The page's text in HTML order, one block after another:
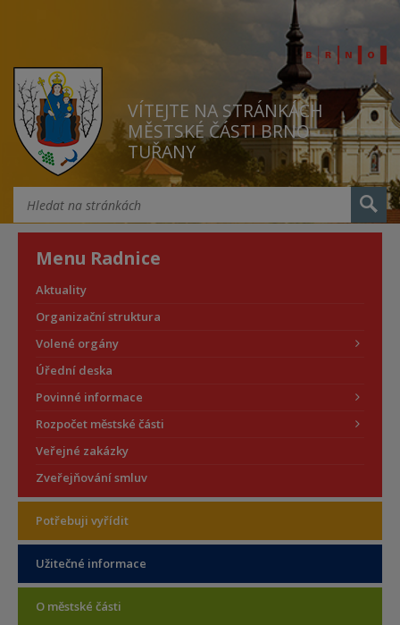
VÍTEJTE NA STRÁNKÁCH
MĚSTSKÉ ČÁSTI BRNO
TUŘANY
Menu Radnice
Aktuality
Organizační struktura
Volené orgány
Úřední deska
Povinné informace
Rozpočet městské části
Veřejné zakázky
Zveřejňování smluv
Potřebuji vyřídit
Užitečné informace
O městské části